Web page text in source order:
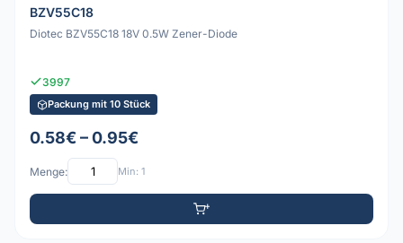
BZV55C18
Diotec BZV55C18 18V 0.5W Zener-Diode
3997
Packung mit 10 Stück
0.58€ – 0.95€
Menge: Min: 1